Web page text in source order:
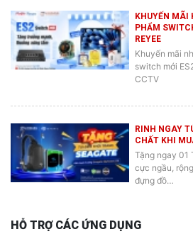
PHẨM
REYEE
Khuyến mãi
switch mới
CCTV
CHẤT KHI
Tặng ngay 01
cực ngầu,
đựng đồ…
HỖ TRỢ CÁC ỨNG DỤNG